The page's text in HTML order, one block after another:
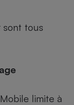
sont tous
limite à
Matelas